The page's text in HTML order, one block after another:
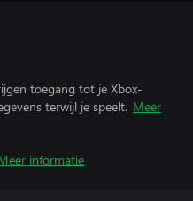
toegang tot je Xbox-
terwijl je speelt. Meer
informatie